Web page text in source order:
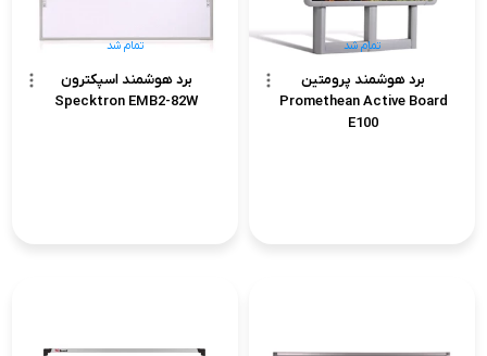
برد هوشمند پرومتین
Promethean Active Board
E100
تمام شد
برد هوشمند اسپکترون
Specktron EMB2-82W
تمام شد